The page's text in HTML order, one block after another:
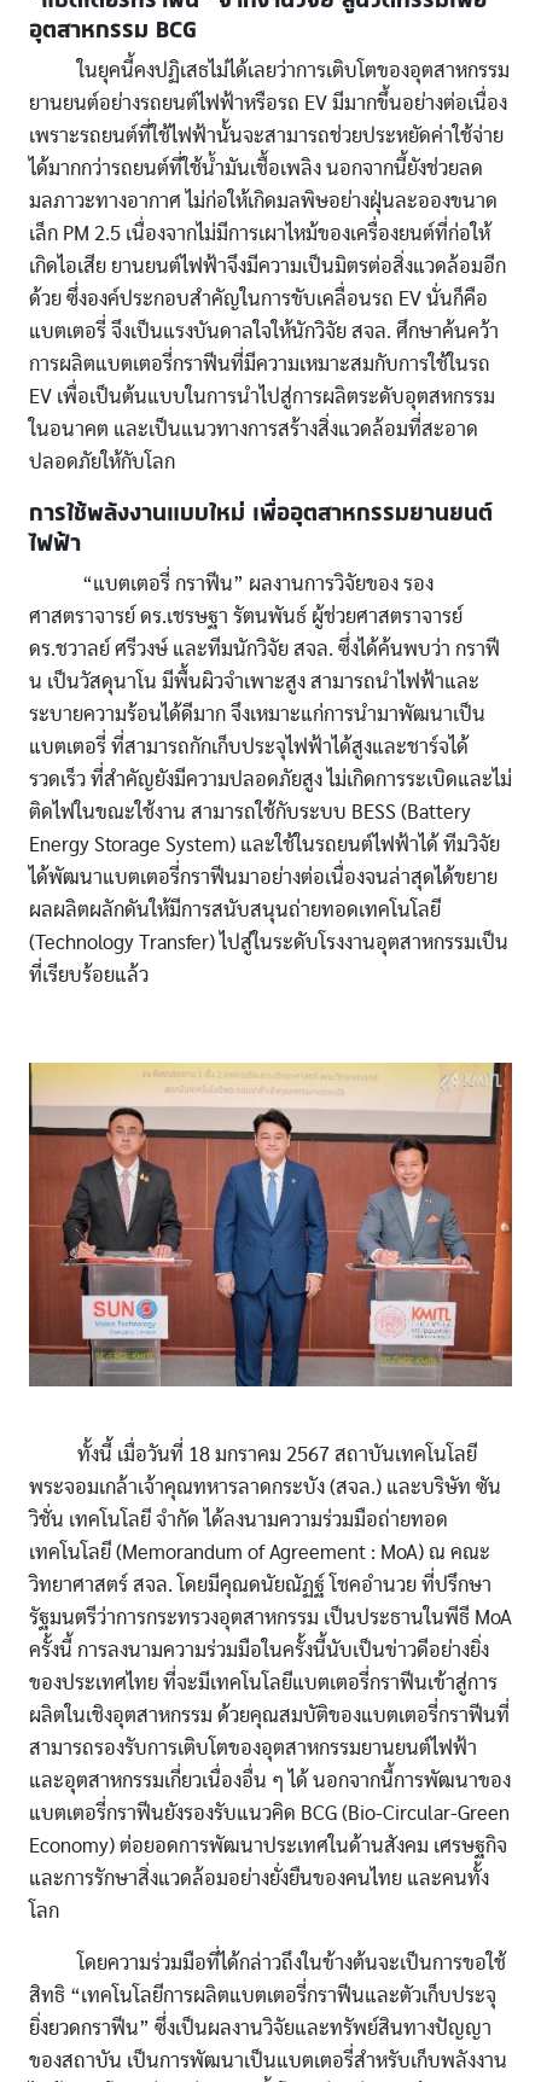
อุตสาหกรรม BCG
ในยุคนี้คงปฏิเสธไม่ได้เลยว่าการเติบโตของอุตสาหกรรม
ยานยนต์อย่างรถยนต์ไฟฟ้าหรือรถ EV มีมากขึ้นอย่างต่อเนื่อง
เพราะรถยนต์ที่ใช้ไฟฟ้านั้นจะสามารถช่วยประหยัดค่าใช้จ่าย
ได้มากกว่ารถยนต์ที่ใช้น้ำมันเชื้อเพลิง นอกจากนี้ยังช่วยลด
มลภาวะทางอากาศ ไม่ก่อให้เกิดมลพิษอย่างฝุ่นละอองขนาด
เล็ก PM 2.5 เนื่องจากไม่มีการเผาไหม้ของเครื่องยนต์ที่ก่อให้
เกิดไอเสีย ยานยนต์ไฟฟ้าจึงมีความเป็นมิตรต่อสิ่งแวดล้อมอีก
ด้วย ซึ่งองค์ประกอบสำคัญในการขับเคลื่อนรถ EV นั่นก็คือ
แบตเตอรี่ จึงเป็นแรงบันดาลใจให้นักวิจัย สจล. ศึกษาค้นคว้า
การผลิตแบตเตอรี่กราฟีนที่มีความเหมาะสมกับการใช้ในรถ
EV เพื่อเป็นต้นแบบในการนำไปสู่การผลิตระดับอุตสหกรรม
ในอนาคต และเป็นแนวทางการสร้างสิ่งแวดล้อมที่สะอาด
ปลอดภัยให้กับโลก
การใช้พลังงานแบบใหม่ เพื่ออุตสาหกรรมยานยนต์
ไฟฟ้า
“แบตเตอรี่ กราฟีน” ผลงานการวิจัยของ รอง
ศาสตราจารย์ ดร.เชรษฐา รัตนพันธ์ ผู้ช่วยศาสตราจารย์
ดร.ชวาลย์ ศรีวงษ์ และทีมนักวิจัย สจล. ซึ่งได้ค้นพบว่า กราฟี
น เป็นวัสดุนาโน มีพื้นผิวจำเพาะสูง สามารถนำไฟฟ้าและ
ระบายความร้อนได้ดีมาก จึงเหมาะแก่การนำมาพัฒนาเป็น
แบตเตอรี่ ที่สามารถกักเก็บประจุไฟฟ้าได้สูงและชาร์จได้
รวดเร็ว ที่สำคัญยังมีความปลอดภัยสูง ไม่เกิดการระเบิดและไม่
ติดไฟในขณะใช้งาน สามารถใช้กับระบบ BESS (Battery
Energy Storage System) และใช้ในรถยนต์ไฟฟ้าได้ ทีมวิจัย
ได้พัฒนาแบตเตอรี่กราฟีนมาอย่างต่อเนื่องจนล่าสุดได้ขยาย
ผลผลิตผลักดันให้มีการสนับสนุนถ่ายทอดเทคโนโลยี
(Technology Transfer) ไปสู่ในระดับโรงงานอุตสาหกรรมเป็น
ที่เรียบร้อยแล้ว
Image
ทั้งนี้ เมื่อวันที่ 18 มกราคม 2567 สถาบันเทคโนโลยี
พระจอมเกล้าเจ้าคุณทหารลาดกระบัง (สจล.) และบริษัท ซัน
วิชั่น เทคโนโลยี จำกัด ได้ลงนามความร่วมมือถ่ายทอด
เทคโนโลยี (Memorandum of Agreement : MoA) ณ คณะ
วิทยาศาสตร์ สจล. โดยมีคุณดนัยณัฏฐ์ โชคอำนวย ที่ปรึกษา
รัฐมนตรีว่าการกระทรวงอุตสาหกรรม เป็นประธานในพีธี MoA
ครั้งนี้ การลงนามความร่วมมือในครั้งนี้นับเป็นข่าวดีอย่างยิ่ง
ของประเทศไทย ที่จะมีเทคโนโลยีแบตเตอรี่กราฟีนเข้าสู่การ
ผลิตในเชิงอุตสาหกรรม ด้วยคุณสมบัติของแบตเตอรี่กราฟีนที่
สามารถรองรับการเติบโตของอุตสาหกรรมยานยนต์ไฟฟ้า
และอุตสาหกรรมเกี่ยวเนื่องอื่น ๆ ได้ นอกจากนี้การพัฒนาของ
แบตเตอรี่กราฟีนยังรองรับแนวคิด BCG (Bio-Circular-Green
Economy) ต่อยอดการพัฒนาประเทศในด้านสังคม เศรษฐกิจ
และการรักษาสิ่งแวดล้อมอย่างยั่งยืนของคนไทย และคนทั้ง
โลก
โดยความร่วมมือที่ได้กล่าวถึงในข้างต้นจะเป็นการขอใช้
สิทธิ “เทคโนโลยีการผลิตแบตเตอรี่กราฟีนและตัวเก็บประจุ
ยิ่งยวดกราฟีน” ซึ่งเป็นผลงานวิจัยและทรัพย์สินทางปัญญา
ของสถาบัน เป็นการพัฒนาเป็นแบตเตอรี่สำหรับเก็บพลังงาน